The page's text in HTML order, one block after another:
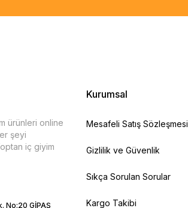
ürünleri online
şeyi
iç giyim
No:20 GİPAŞ
Kurumsal
Mesafeli Satış Sözleşmesi
Gizlilik ve Güvenlik
Sıkça Sorulan Sorular
Kargo Takibi